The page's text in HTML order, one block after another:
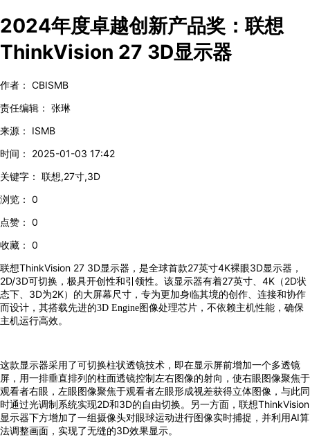
2024年度卓越创新产品奖：联想
ThinkVision 27 3D显示器
作者： CBISMB
责任编辑： 张琳
来源： ISMB
时间： 2025-01-03 17:42
关键字： 联想,27寸,3D
浏览： 0
点赞： 0
收藏： 0
联想ThinkVision 27 3D显示器，是全球首款27英寸4K裸眼3D显示器，
2D/3D可切换，极具开创性和引领性。该显示器有着27英寸、4K（2D状
态下、3D为2K）的大屏幕尺寸，专为更加身临其境的创作、连接和协作
而设计，其搭载先进的3D Engine图像处理芯片，不依赖主机性能，确保
主机运行高效 。
这款显示器采用了可切换柱状透镜技术，即在显示屏前增加一个多透镜
屏，用一排垂直排列的柱面透镜控制左右图像的射向，使右眼图像聚焦于
观看者右眼，左眼图像聚焦于观看者左眼形成视差获得立体图像，与此同
时通过光调制系统实现2D和3D的自由切换。另一方面，联想ThinkVision
显示器下方增加了一组摄像头对眼球运动进行图像实时捕捉，并利用AI算
法调整画面，实现了无缝的3D效果显示。